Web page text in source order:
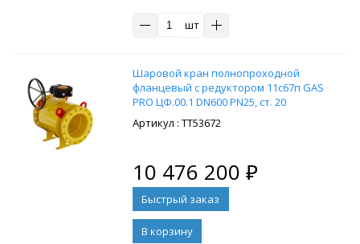
шт
Шаровой кран полнопроходной
фланцевый с редуктором 11с67п GAS
PRO ЦФ.00.1 DN600 PN25, ст. 20
: ТТ53672
10 476 200 ₽
В корзину